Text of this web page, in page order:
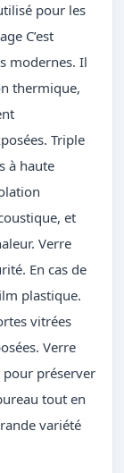
pour les
C’est
modernes. Il
thermique,
Triple
à haute
et
Verre
En cas de
plastique.
vitrées
Verre
préserver
tout en
variété